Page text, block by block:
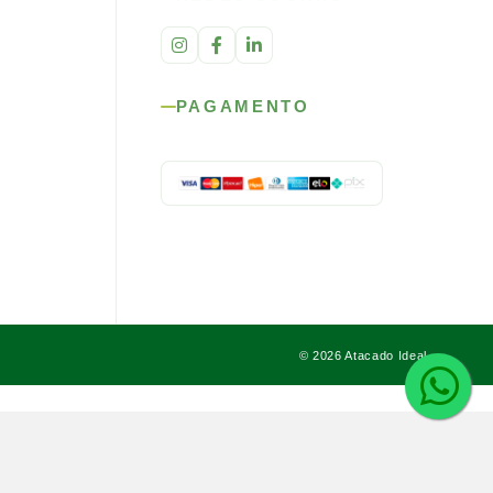
PAGAMENTO
© 2026 Atacado Ideal